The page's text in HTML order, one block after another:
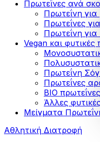
Πρωτεΐνες ανά
Πρωτεΐνη
Πρωτεΐνες
Πρωτεΐνη για
Vegan και φυτικές
Πρωτεΐνη
Πρωτεΐνες
ΒIO πρωτεΐνες
Άλλες
Μείγματα
Αθλητική Διατροφή